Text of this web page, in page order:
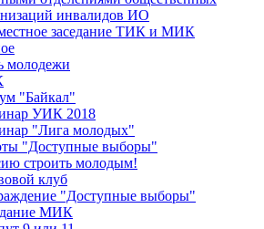
инвалидов ИО
заседание ТИК и МИК
молодежи
"Байкал"
УИК 2018
"Лига молодых"
"Доступные выборы"
строить молодым!
клуб
"Доступные выборы"
МИК